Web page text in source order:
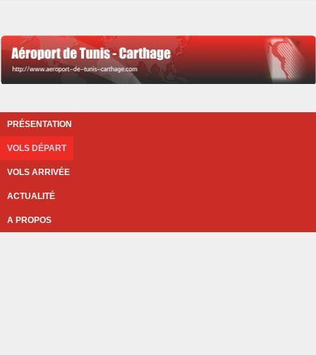
PRÉSENTATION
VOLS DÉPART
VOLS ARRIVÉE
ACTUALITÉ
A PROPOS